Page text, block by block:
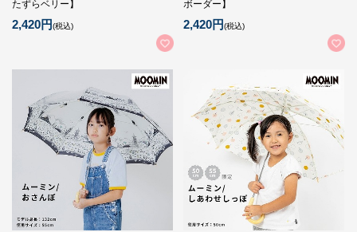
たずらベリー】
2,420円(税込)
ボーダー】
2,420円(税込)